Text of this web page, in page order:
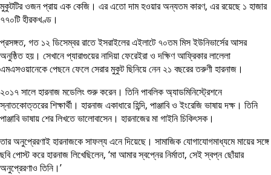
মুকুটটির ওজন প্রায় এক কেজি। এর এতো দাম হওয়ার অন্যতম কারণ, এর রয়েছে ১ হাজার
৭৭০টি হীরকখণ্ড।
প্রসঙ্গত, গত ১২ ডিসেম্বর রাতে ইসরাইলের এইলাটে ৭০তম মিস ইউনিভার্সের আসর
অনুষ্ঠিত হয়। সেখানে প্যারাগুয়ের নাদিয়া ফেরেইরা ও দক্ষিণ আফ্রিকার লালেলা
এমএসওয়ানেকে পেছনে ফেলে সেরার মুকুট ছিনিয়ে নেন ২১ বছরের তরুণী হারনাজ।
২০১৭ সালে হারনাজ মডেলিং শুরু করেন। তিনি পাবলিক অ্যাডমিনিস্ট্রেশনে
স্নাতকোত্তরের শিক্ষার্থী। হারনাজ একাধারে হিন্দি, পাঞ্জাবি ও ইংরেজি ভাষায় দক্ষ। তিনি
পাঞ্জাবি ভাষায় শের লিখতে ভালোবাসেন। হারনাজের মা গাইনি চিকিৎসক।
তার অনুপ্রেরণাই হারনাজকে সাফল্য এনে দিয়েছে। সামাজিক যোগাযোগমাধ্যমে মায়ের সঙ্গে
ছবি পোস্ট করে হারনাজ লিখেছিলেন, ‘মা আমার স্বপ্নের নির্মাতা, সেই স্বপ্ন ছোঁয়ার
অনুপ্রেরণাও তিনি।’